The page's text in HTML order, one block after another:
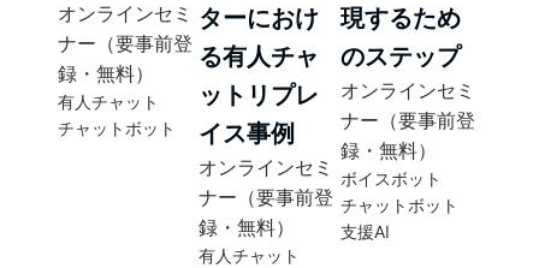
オンラインセミ
ナー（要事前登
録・無料）
有人チャット
チャットボット
ターにおけ
る有人チャ
ットリプレ
イス事例
オンラインセミ
ナー（要事前登
録・無料）
有人チャット
現するため
のステップ
オンラインセミ
ナー（要事前登
録・無料）
ボイスボット
チャットボット
支援AI